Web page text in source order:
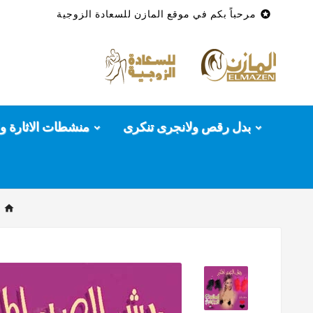
 مرحباً بكم في موقع المازن للسعادة الزوجية
بدل رقص ولانجرى تنكرى منشطات الاثارة